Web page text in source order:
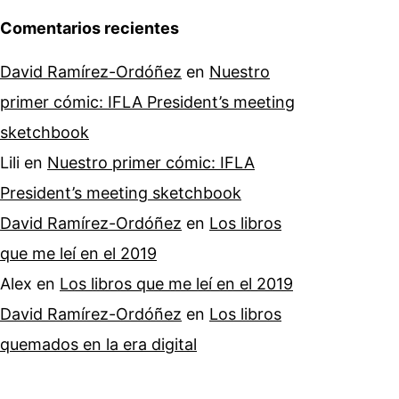
Comentarios recientes
David Ramírez-Ordóñez en Nuestro
primer cómic: IFLA President’s meeting
sketchbook
Lili en Nuestro primer cómic: IFLA
President’s meeting sketchbook
David Ramírez-Ordóñez en Los libros
que me leí en el 2019
Alex en Los libros que me leí en el 2019
David Ramírez-Ordóñez en Los libros
quemados en la era digital